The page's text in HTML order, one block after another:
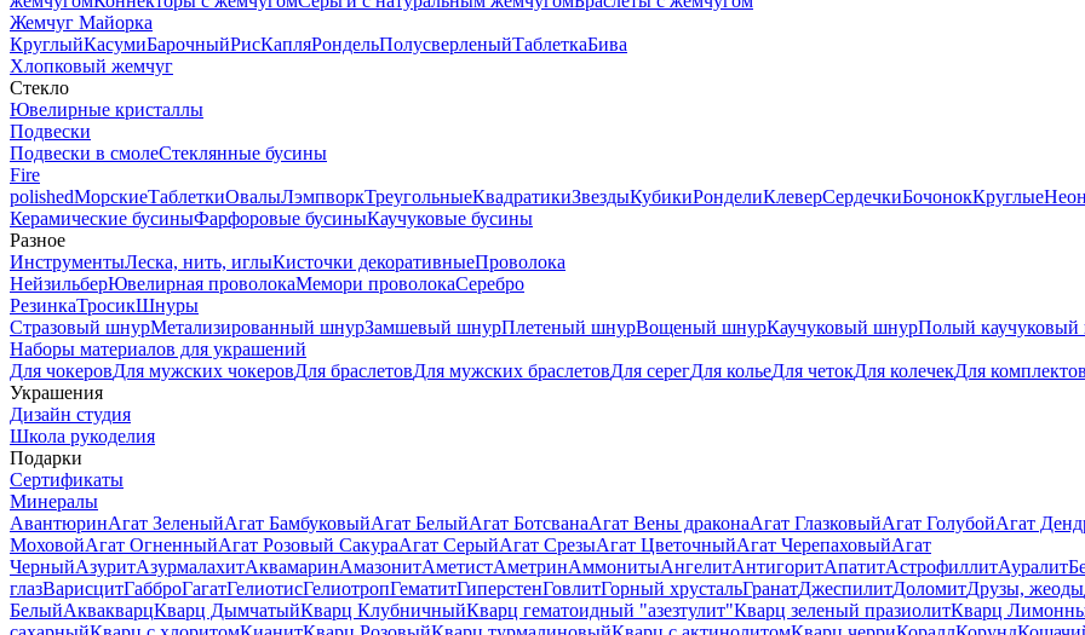
Жемчуг Майорка
КруглыйКасумиБарочныйРисКапляРондельПолусверленыйТаблеткаБива
Хлопковый жемчуг
Стекло
Ювелирные кристаллы
Подвески
Подвески в смолеСтеклянные бусины
Fire
polishedМорскиеТаблеткиОвалыЛэмпворкТреугольныеКвадратикиЗвездыКубикиРонделиКлеверСердечкиБочонокКруглые
Керамические бусиныФарфоровые бусиныКаучуковые бусины
Разное
ИнструментыЛеска, нить, иглыКисточки декоративныеПроволока
НейзильберЮвелирная проволокаМемори проволокаСеребро
РезинкаТросикШнуры
Стразовый шнурМетализированный шнурЗамшевый шнурПлетеный шнурВощеный шнурКаучуковый шнурПолый
Наборы материалов для украшений
Для чокеровДля мужских чокеровДля браслетовДля мужских браслетовДля серегДля кольеДля четокДля колечекДля
Украшения
Дизайн студия
Школа рукоделия
Подарки
Сертификаты
Минералы
АвантюринАгат ЗеленыйАгат БамбуковыйАгат БелыйАгат БотсванаАгат Вены драконаАгат ГлазковыйАгат ГолубойАгат
МоховойАгат ОгненныйАгат Розовый СакураАгат СерыйАгат СрезыАгат ЦветочныйАгат ЧерепаховыйАгат
ЧерныйАзуритАзурмалахитАквамаринАмазонитАметистАметринАммонитыАнгелитАнтигоритАпатитАстрофиллитАуралит
глазВарисцитГабброГагатГелиотисГелиотропГематитГиперстенГовлитГорный хрустальГранатДжеспилитДоломитДрузы, жеоды
БелыйАквакварцКварц ДымчатыйКварц КлубничныйКварц гематоидный "азезтулит"Кварц зеленый празиолитКварц